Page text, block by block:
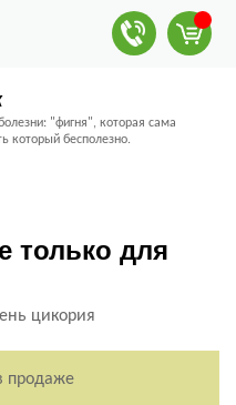
"фигня", которая сама
который бесполезно.
только для
продаже